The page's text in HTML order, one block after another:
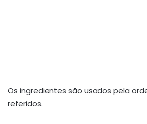
Os ingredientes são usados pela
referidos.